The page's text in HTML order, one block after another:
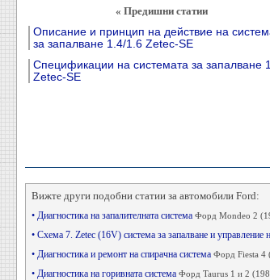
« Предишни статии
Описание и принцип на действие на
за запалване 1.4/1.6 Zetec-SE
Спецификации на системата за запалване
Zetec-SE
Вижте други подобни статии за автомобили Ford:
• Диагностика на запалителната система Форд Mondeo 2
• Схема 7. Zetec (16V) система за запалване и управление
• Диагностика и ремонт на спирачна система Форд Fiesta 4
• Диагностика на горивната система Форд Taurus 1 и 2